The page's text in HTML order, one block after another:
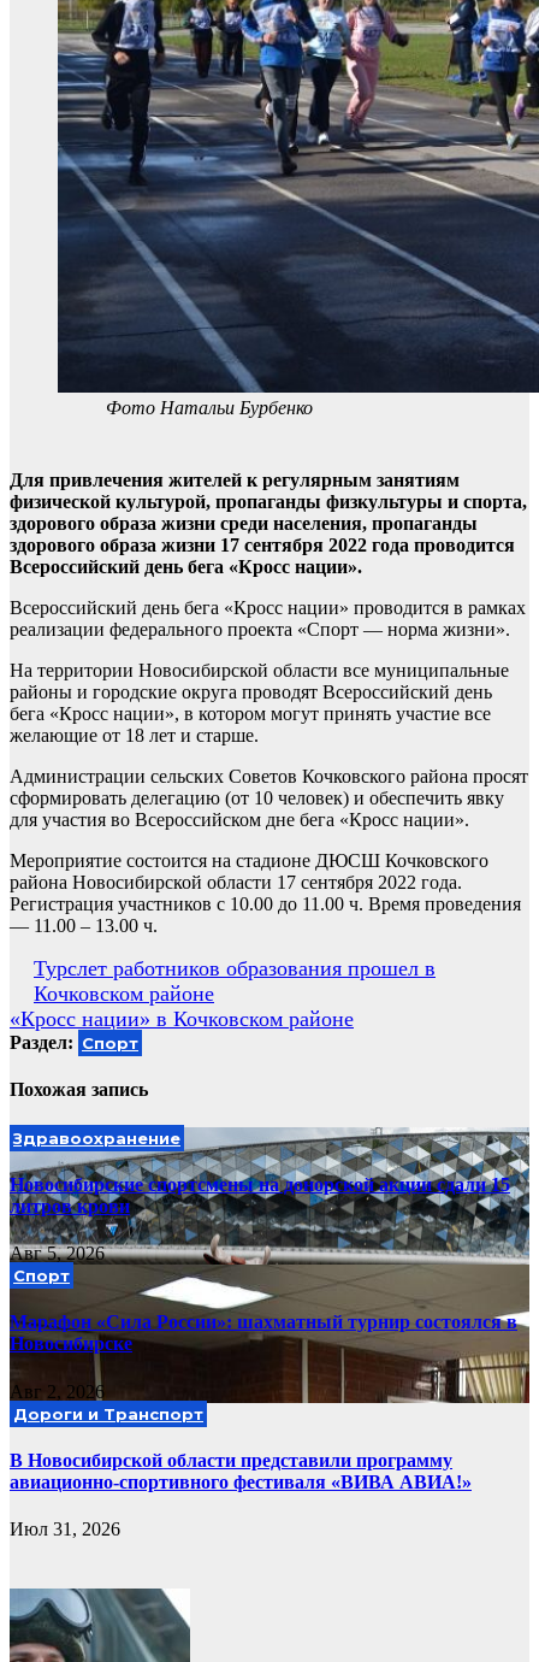
Фото Натальи Бурбенко
Для привлечения жителей к регулярным занятиям
физической культурой, пропаганды физкультуры и спорта,
здорового образа жизни среди населения, пропаганды
здорового образа жизни 17 сентября 2022 года проводится
Всероссийский день бега «Кросс нации».
Всероссийский день бега «Кросс нации» проводится в рамках
реализации федерального проекта «Спорт — норма жизни».
На территории Новосибирской области все муниципальные
районы и городские округа проводят Всероссийский день
бега «Кросс нации», в котором могут принять участие все
желающие от 18 лет и старше.
Администрации сельских Советов Кочковского района просят
сформировать делегацию (от 10 человек) и обеспечить явку
для участия во Всероссийском дне бега «Кросс нации».
Мероприятие состоится на стадионе ДЮСШ Кочковского
района Новосибирской области 17 сентября 2022 года.
Регистрация участников с 10.00 до 11.00 ч. Время проведения
— 11.00 – 13.00 ч.
Навигация
по
записям
Турслет работников образования прошел в
Кочковском районе
«Кросс нации» в Кочковском районе
Раздел: Спорт
Похожая запись
Здравоохранение
Новосибирские спортсмены на донорской акции сдали 15
литров крови
Авг 5, 2026
Спорт
Марафон «Сила России»: шахматный турнир состоялся в
Новосибирске
Авг 2, 2026
Дороги и Транспорт
В Новосибирской области представили программу
авиационно-спортивного фестиваля «ВИВА АВИА!»
Июл 31, 2026